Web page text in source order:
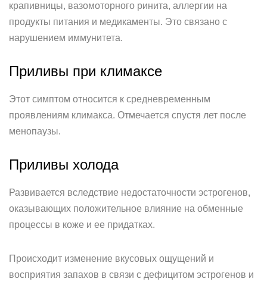
крапивницы, вазомоторного ринита, аллергии на
продукты питания и медикаменты. Это связано с
нарушением иммунитета.
Приливы при климаксе
Этот симптом относится к средневременным
проявлениям климакса. Отмечается спустя лет после
менопаузы.
Приливы холода
Развивается вследствие недостаточности эстрогенов,
оказывающих положительное влияние на обменные
процессы в коже и ее придатках.
Происходит изменение вкусовых ощущений и
восприятия запахов в связи с дефицитом эстрогенов и